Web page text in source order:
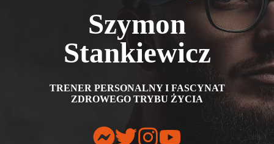
Szymon
Stankiewicz
TRENER PERSONALNY I FASCYNAT
ZDROWEGO TRYBU ŻYCIA